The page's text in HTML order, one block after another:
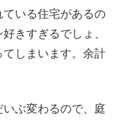
いる住宅があるの
きすぎるでしょ、
しまいます。余計
ぶ変わるので、庭